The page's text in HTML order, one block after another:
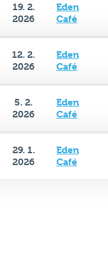
19. 2.
2026
Eden
Café
12. 2.
2026
Eden
Café
5. 2.
2026
Eden
Café
29. 1.
2026
Eden
Café